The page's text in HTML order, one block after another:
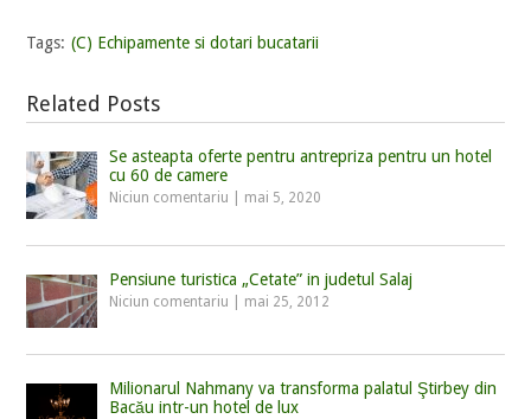
Tags: (C) Echipamente si dotari bucatarii
Related Posts
Se asteapta oferte pentru antrepriza pentru un hotel
cu 60 de camere
Niciun comentariu mai 5, 2020
Pensiune turistica „Cetate” in judetul Salaj
Niciun comentariu mai 25, 2012
Milionarul Nahmany va transforma palatul Ştirbey din
Bacău intr-un hotel de lux